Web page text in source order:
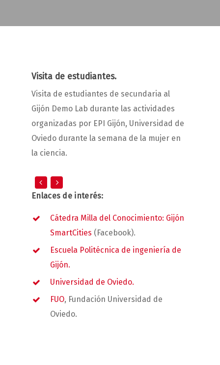
Visita de estudiantes.
Visita de estudiantes de secundaria al
Gijón Demo Lab durante las actividades
organizadas por EPI Gijón, Universidad de
Oviedo durante la semana de la mujer en
la ciencia.
Enlaces de interés:
Cátedra Milla del Conocimiento: Gijón
SmartCities (Facebook).
Escuela Politécnica de ingeniería de
Gijón.
Universidad de Oviedo.
FUO, Fundación Universidad de
Oviedo.